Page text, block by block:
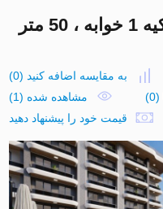
آپارتمان در ALANYA ، ترکیه 1 خوابه ، 50 متر
به مقایسه اضافه کنید (
0
)
(
0
)
مشاهده شده (1)
قیمت خود را پیشنهاد دهید